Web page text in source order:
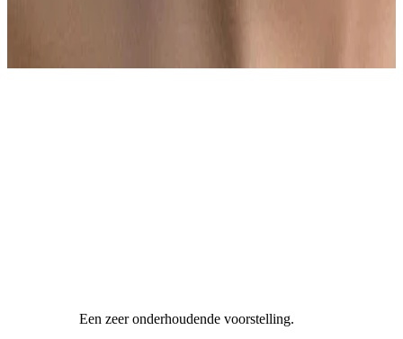
Een zeer onderhoudende voorstelling.